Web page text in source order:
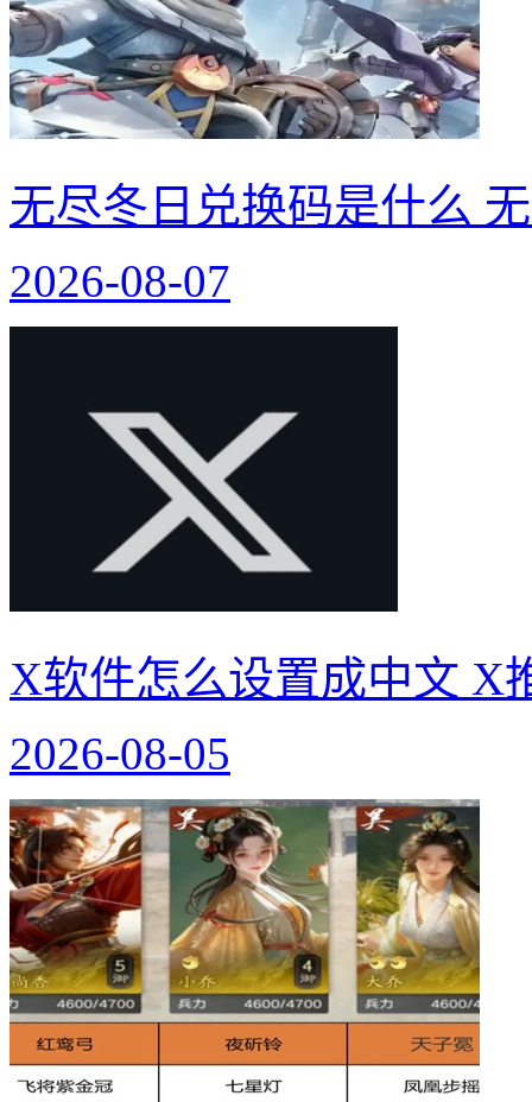
无尽冬日兑换码是什么
2026-08-07
X软件怎么设置成中文 X
2026-08-05